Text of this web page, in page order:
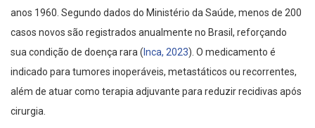
anos 1960. Segundo dados do Ministério da Saúde, menos de 200
casos novos são registrados anualmente no Brasil, reforçando
sua condição de doença rara ( Inca, 2023). O medicamento é
indicado para tumores inoperáveis, metastáticos ou recorrentes,
além de atuar como terapia adjuvante para reduzir recidivas após
cirurgia.